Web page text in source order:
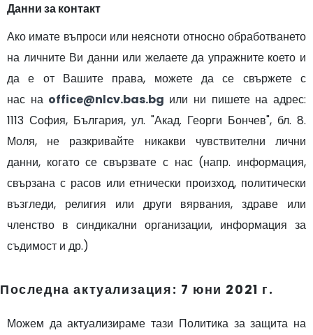
Данни за контакт
Ако имате въпроси или неясноти относно обработването
на личните Ви данни или желаете да упражните което и
да е от Вашите права, можете да се свържете с
нас на office@nlcv.bas.bg или ни пишете на адрес:
1113 София, България, ул. "Акад. Георги Бончев", бл. 8.
Моля, не разкривайте никакви чувствителни лични
данни, когато се свързвате с нас (напр. информация,
свързана с расов или етнически произход, политически
възгледи, религия или други вярвания, здраве или
членство в синдикални организации, информация за
съдимост и др.)
Последна актуализация: 7 юни 2021 г.
Можем да актуализираме тази Политика за защита на